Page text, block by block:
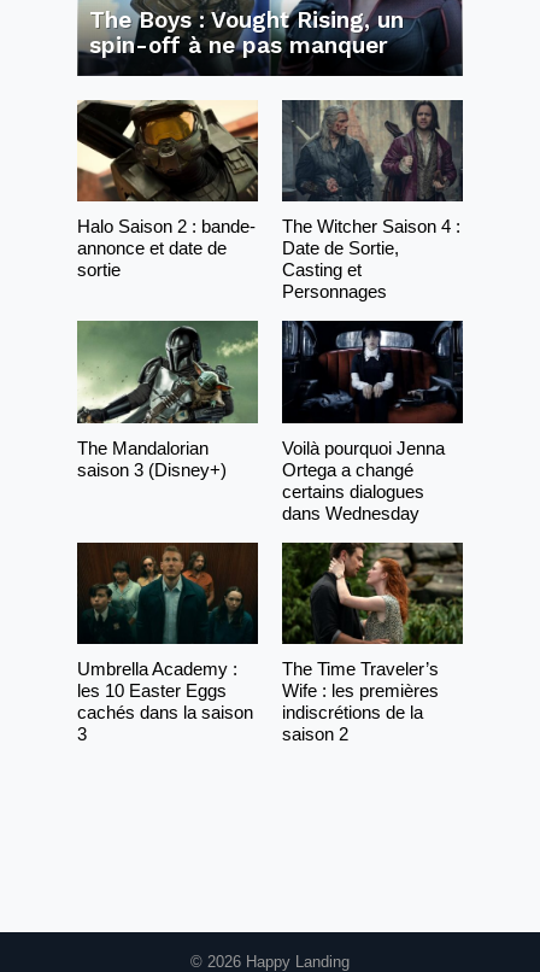
The Boys : Vought Rising, un
spin-off à ne pas manquer
Halo Saison 2 : bande-
annonce et date de
sortie
The Witcher Saison 4 :
Date de Sortie,
Casting et
Personnages
The Mandalorian
saison 3 (Disney+)
Voilà pourquoi Jenna
Ortega a changé
certains dialogues
dans Wednesday
Umbrella Academy :
les 10 Easter Eggs
cachés dans la saison
3
The Time Traveler’s
Wife : les premières
indiscrétions de la
saison 2
© 2026 Happy Landing